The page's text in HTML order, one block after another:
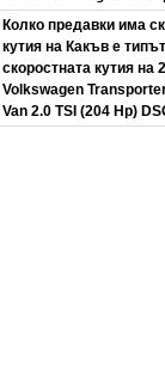
Колко предавки има
кутия на Какъв е
скоростната кутия на
Volkswagen
Van 2.0 TSI (204 Hp)